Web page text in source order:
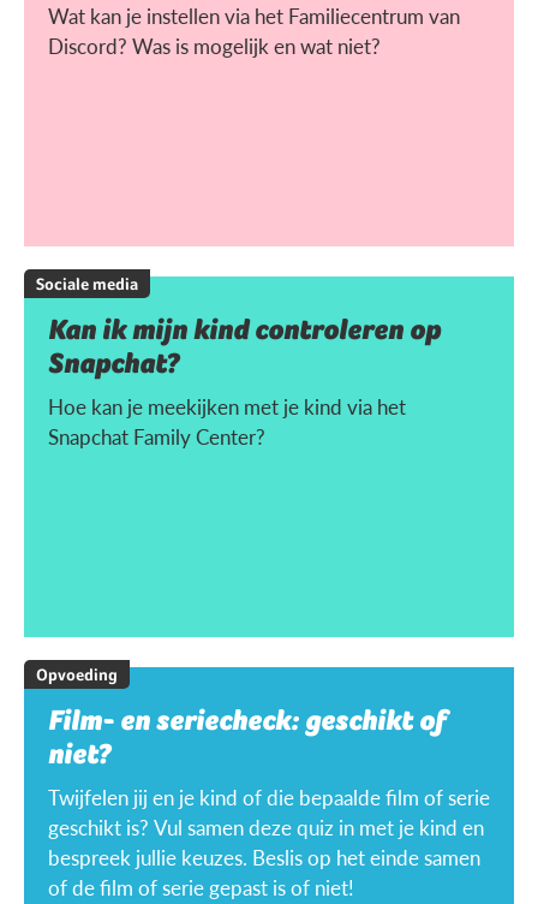
Wat kan je instellen via het Familiecentrum van
Discord? Was is mogelijk en wat niet?
Sociale media
Kan ik mijn kind controleren op
Snapchat?
Hoe kan je meekijken met je kind via het
Snapchat Family Center?
Opvoeding
Film- en seriecheck: geschikt of
niet?
Twijfelen jij en je kind of die bepaalde film of serie
geschikt is? Vul samen deze quiz in met je kind en
bespreek jullie keuzes. Beslis op het einde samen
of de film of serie gepast is of niet!